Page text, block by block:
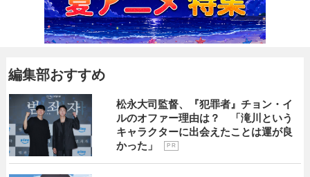
編集部おすすめ
松永大司監督、『犯罪者』チョン・イ
ルのオファー理由は？ 「滝川という
キャラクターに出会えたことは運が良
かった」
P R